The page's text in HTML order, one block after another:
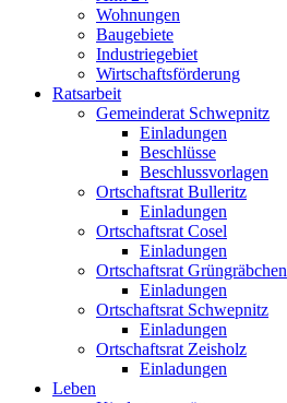
Wohnungen
Baugebiete
Industriegebiet
Wirtschaftsförderung
Ratsarbeit
Gemeinderat Schwepnitz
Einladungen
Beschlüsse
Beschlussvorlagen
Ortschaftsrat Bulleritz
Einladungen
Ortschaftsrat Cosel
Einladungen
Ortschaftsrat Grüngräbchen
Einladungen
Ortschaftsrat Schwepnitz
Einladungen
Ortschaftsrat Zeisholz
Einladungen
Leben